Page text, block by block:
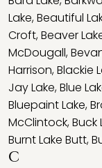
Lake,Beautiful
Croft,Beaver
McDougall,
Harrison,Blackie
Jay Lake,Blue
Bluepaint Lake,
McClintock,Buck
Burnt Lake Butt,
C